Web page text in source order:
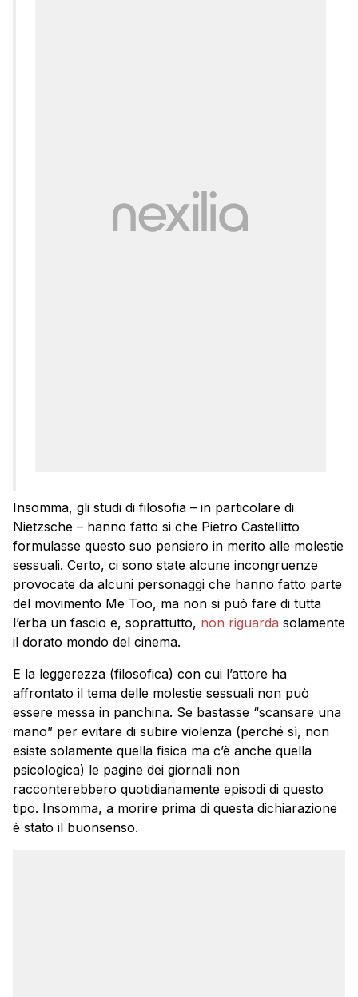
Insomma, gli studi di filosofia – in particolare di
Nietzsche – hanno fatto si che Pietro Castellitto
formulasse questo suo pensiero in merito alle molestie
sessuali. Certo, ci sono state alcune incongruenze
provocate da alcuni personaggi che hanno fatto parte
del movimento Me Too, ma non si può fare di tutta
l’erba un fascio e, soprattutto, non riguarda solamente
il dorato mondo del cinema.
E la leggerezza (filosofica) con cui l’attore ha
affrontato il tema delle molestie sessuali non può
essere messa in panchina. Se bastasse “scansare una
mano” per evitare di subire violenza (perché sì, non
esiste solamente quella fisica ma c’è anche quella
psicologica) le pagine dei giornali non
racconterebbero quotidianamente episodi di questo
tipo. Insomma, a morire prima di questa dichiarazione
è stato il buonsenso.